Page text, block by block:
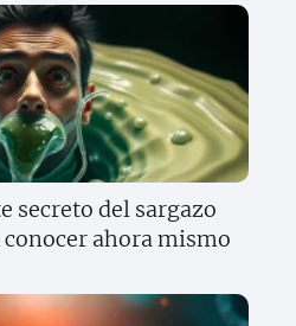
secreto del sargazo
ahora mismo